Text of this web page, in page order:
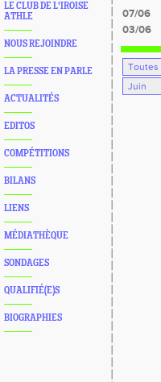
LE CLUB DE L'IROISE
ATHLE
NOUS REJOINDRE
LA PRESSE EN PARLE
ACTUALITÉS
EDITOS
COMPÉTITIONS
BILANS
LIENS
MÉDIATHÈQUE
SONDAGES
QUALIFIÉ(E)S
BIOGRAPHIES
07/06
03/06